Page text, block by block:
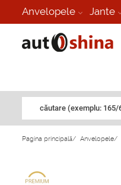
Anvelopele Jante
căutare (exemplu: 165/
Pagina principală/ Anvelopele/